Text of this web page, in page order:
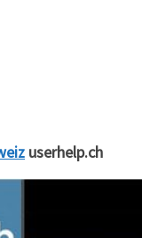
userhelp.ch